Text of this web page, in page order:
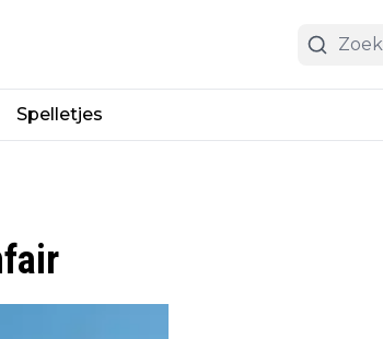
Spelletjes